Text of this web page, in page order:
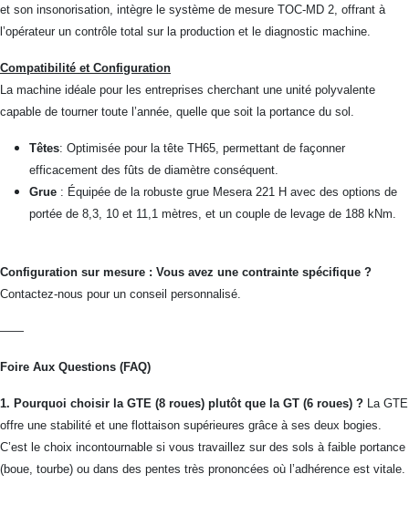
et son insonorisation, intègre le système de mesure TOC-MD 2, offrant à
l’opérateur un contrôle total sur la production et le diagnostic machine.
Compatibilité et Configuration
La machine idéale pour les entreprises cherchant une unité polyvalente
capable de tourner toute l’année, quelle que soit la portance du sol.
Têtes: Optimisée pour la tête TH65, permettant de façonner
efficacement des fûts de diamètre conséquent.
Grue : Équipée de la robuste grue Mesera 221 H avec des options de
portée de 8,3, 10 et 11,1 mètres, et un couple de levage de 188 kNm.
Configuration sur mesure : Vous avez une contrainte spécifique ?
Contactez-nous pour un conseil personnalisé.
——
Foire Aux Questions (FAQ)
1. Pourquoi choisir la GTE (8 roues) plutôt que la GT (6 roues) ? La GTE
offre une stabilité et une flottaison supérieures grâce à ses deux bogies.
C’est le choix incontournable si vous travaillez sur des sols à faible portance
(boue, tourbe) ou dans des pentes très prononcées où l’adhérence est vitale.